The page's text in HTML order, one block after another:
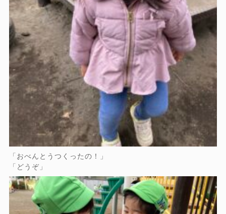
「おべんとうつくったの！」
「どうぞ」